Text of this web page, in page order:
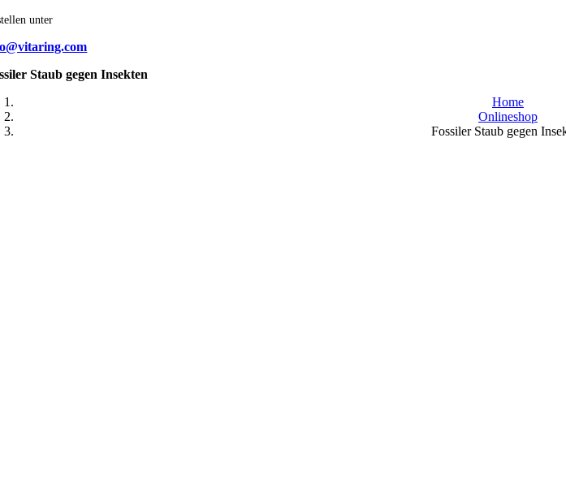
unter
Staub gegen Insekten
Home
Onlineshop
Fossiler Staub gegen